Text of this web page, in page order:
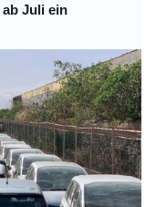
Juli ein